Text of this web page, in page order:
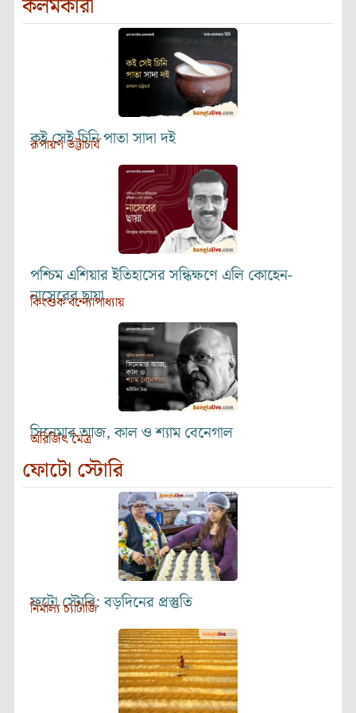
কলমকারী
কই সেই চিনি পাতা সাদা দই
রূপায়ণ ভট্টাচার্য
পশ্চিম এশিয়ার ইতিহাসের সন্ধিক্ষণে এলি কোহেন-
নাসেরের ছায়া
কিংশুক বন্দ্যোপাধ্যায়
সিনেমার আজ, কাল ও শ্যাম বেনেগাল
অরিজিৎ মৈত্র
ফোটো স্টোরি
ফটো স্টোরি: বড়দিনের প্রস্তুতি
নির্মাল্য চ্যাটার্জি